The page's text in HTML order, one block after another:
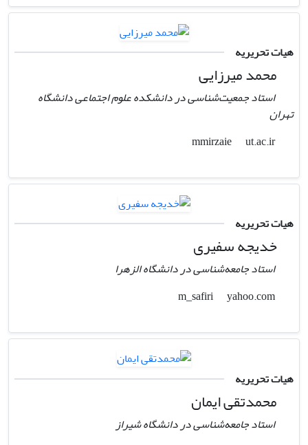
هیات تحریریه
محمد میرزایی
استاد جمعیت‌شناسی در دانشکده علوم اجتماعی دانشگاه
تهران
mmirzaie
ut.ac.ir
هیات تحریریه
خدیجه سفیری
استاد جامعه‌شناسی در دانشگاه الزهرا
yahoo.com
هیات تحریریه
محمدتقی ایمان
استاد جامعه‌شناسی در دانشگاه شیراز